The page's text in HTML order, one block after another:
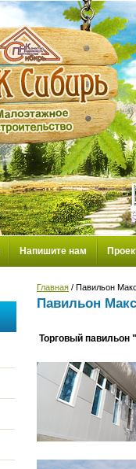
Напишите нам
Главная / Павильон
Павильон
Торговый